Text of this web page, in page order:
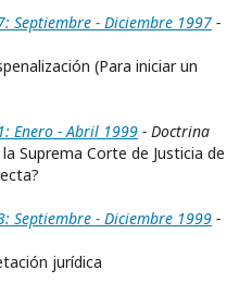
Septiembre - Diciembre 1997 -
(Para iniciar un
Enero - Abril 1999 - Doctrina
Suprema Corte de Justicia de
Septiembre - Diciembre 1999 -
jurídica